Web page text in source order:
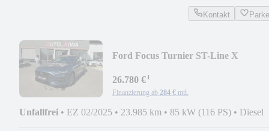
Kontakt
Ford Focus Turnier ST-Line X
26.780 €¹
Finanzierung ab 284 € mtl.
Unfallfrei • EZ 02/2025 • 23.985 km • 85 kW (116 PS) • Diesel